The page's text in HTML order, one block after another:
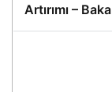
Artırımı –